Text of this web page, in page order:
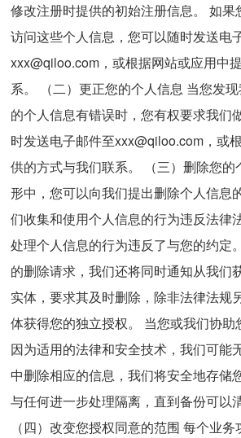
修改注册时提供的初始注册信息。 如
访问这些个人信息，您可以随时发送电
xxx@qiloo.com，或根据网站或应用中
系。 （二）更正您的个人信息 当您发
的个人信息有错误时，您有权要求我们
时发送电子邮件至xxx@qiloo.com，或
供的方式与我们联系。 （三）删除您的
形中，您可以向我们提出删除个人信息
们收集和使用个人信息的行为违反法律
处理个人信息的行为违反了与您的约定
的删除请求，我们还将同时通知从我们
实体，要求其及时删除，除非法律法规
体获得您的独立授权。 当您或我们协助
因为适用的法律和安全技术，我们可能
中删除相应的信息，我们将安全地存储
与任何进一步处理隔离，直到备份可以
（四）改变您授权同意的范围 每个业